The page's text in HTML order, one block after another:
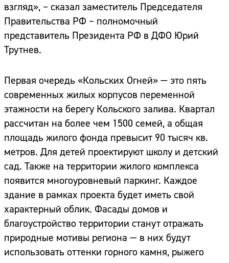
взгляд», – сказал заместитель Председателя
Правительства РФ – полномочный
представитель Президента РФ в ДФО Юрий
Трутнев.
Первая очередь «Кольских Огней» — это пять
современных жилых корпусов переменной
этажности на берегу Кольского залива. Квартал
рассчитан на более чем 1500 семей, а общая
площадь жилого фонда превысит 90 тысяч кв.
метров. Для детей проектируют школу и детский
сад. Также на территории жилого комплекса
появится многоуровневый паркинг. Каждое
здание в рамках проекта будет иметь свой
характерный облик. Фасады домов и
благоустройство территории станут отражать
природные мотивы региона — в них будут
использовать оттенки горного камня, рыжего